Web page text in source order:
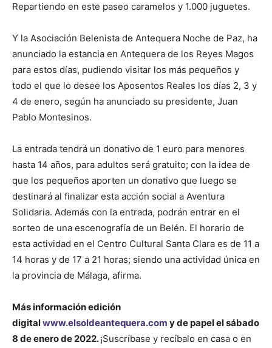
Repartiendo en este paseo caramelos y 1.000 juguetes.
Y la Asociación Belenista de Antequera Noche de Paz, ha
anunciado la estancia en Antequera de los Reyes Magos
para estos días, pudiendo visitar los más pequeños y
todo el que lo desee los Aposentos Reales los días 2, 3 y
4 de enero, según ha anunciado su presidente, Juan
Pablo Montesinos.
La entrada tendrá un donativo de 1 euro para menores
hasta 14 años, para adultos será gratuito; con la idea de
que los pequeños aporten un donativo que luego se
destinará al finalizar esta acción social a Aventura
Solidaria. Además con la entrada, podrán entrar en el
sorteo de una escenografía de un Belén. El horario de
esta actividad en el Centro Cultural Santa Clara es de 11 a
14 horas y de 17 a 21 horas; siendo una actividad única en
la provincia de Málaga, afirma.
Más informaciónedición
digitalwww.elsoldeantequera.com y de papel el sábado
8 de enero de 2022.¡Suscríbase y recíbalo en casa o en